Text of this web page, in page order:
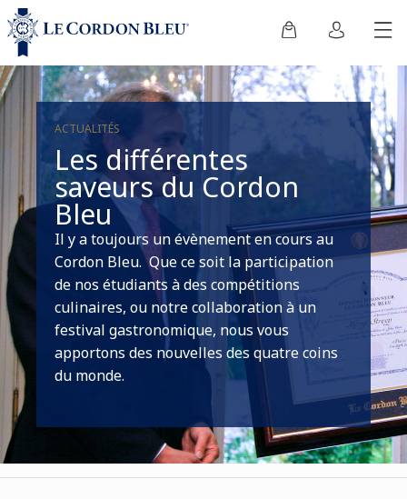
ACTUALITÉS
Les différentes
saveurs du Cordon
Bleu
Il y a toujours un évènement en cours au
Cordon Bleu. Que ce soit la participation
de nos étudiants à des compétitions
culinaires, ou notre collaboration à un
festival gastronomique, nous vous
apportons des nouvelles des quatre coins
du monde.